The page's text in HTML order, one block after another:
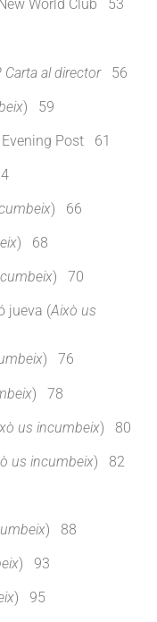
World Club 53
Carta al director56
) 59
Post 61
) 66
) 68
) 70
jueva (Això us
) 76
) 78
us incumbeix) 80
us incumbeix) 82
) 88
) 93
) 95